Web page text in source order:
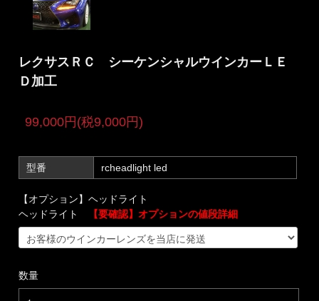
レクサスＲＣ シーケンシャルウインカーＬＥ
Ｄ加工
99,000円(税9,000円)
型番 rcheadlight led
【オプション】ヘッドライト
ヘッドライト
【要確認】オプションの値段詳細
数量